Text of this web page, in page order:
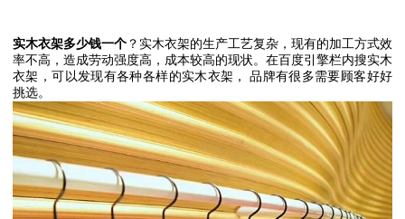
实木衣架多少钱一个 ？实木衣架的生产工艺复杂，现有的加工方式效
率不高，造成劳动强度高，成本较高的现状。在百度引擎栏内搜实木
衣架，可以发现有各种各样的实木衣架，
品牌有很多需要顾客好好
挑选。